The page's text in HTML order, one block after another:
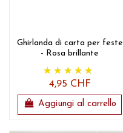
Ghirlanda di carta per feste
- Rosa brillante
4,95 CHF
Aggiungi al carrello